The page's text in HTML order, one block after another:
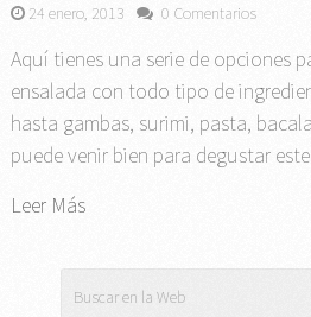
24 enero, 2013 0 Comentarios
Aquí tienes una serie de opciones
ensalada con todo tipo de
hasta gambas, surimi, pasta,
puede venir bien para degustar
Leer Más